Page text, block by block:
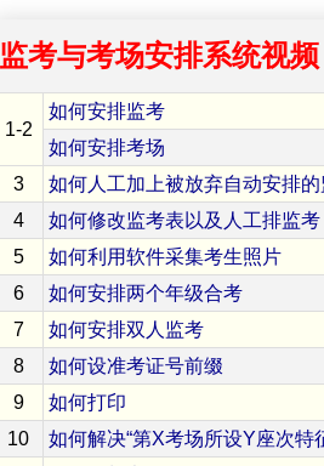
监考与考场安排系统视频
1-2
如何安排监考
如何安排考场
3
如何人工加上被放弃自动安排
4
如何修改监考表以及人工排监考
5
如何利用软件采集考生照片
6
如何安排两个年级合考
7
如何安排双人监考
8
如何设准考证号前缀
9
如何打印
10
如何解决“第X考场所设Y座次特